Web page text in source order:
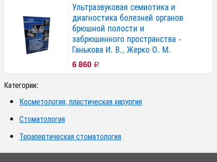
Ультразвуковая семиотика и
диагностика болезней органов
брюшной полости и
забрюшинного пространства -
Ганькова И. В., Жерко О. М.
6 860 Р
Категории:
Косметология, пластическая хирургия
Стоматология
Терапевтическая стоматология